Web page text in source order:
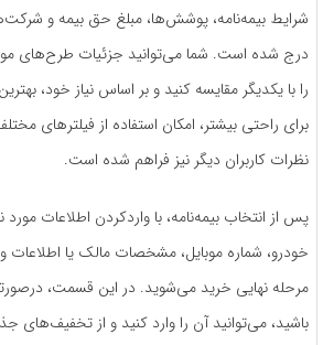
شرایط بیمه‌نامه، پوشش‌ها، مبلغ حق بیمه و
درج شده است. شما می‌توانید جزئیات طرح‌های
را با یکدیگر مقایسه کنید و بر اساس نیاز خود،
برای راحتی بیشتر، امکان استفاده از فیلترهای
نظرات کاربران دیگر نیز فراهم شده است.
پس از انتخاب بیمه‌نامه، با واردکردن اطلاعات
خودرو، شماره موبایل، مشخصات مالک یا اطلاعات
مرحله نهایی خرید می‌شوید. در این قسمت،
باشید، می‌توانید آن را وارد کنید و از تخفیف‌های